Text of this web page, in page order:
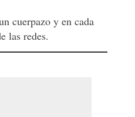
cuerpazo y en cada
las redes.